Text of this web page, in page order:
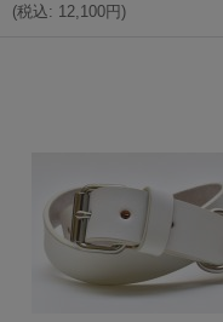
(税込: 12,100円)